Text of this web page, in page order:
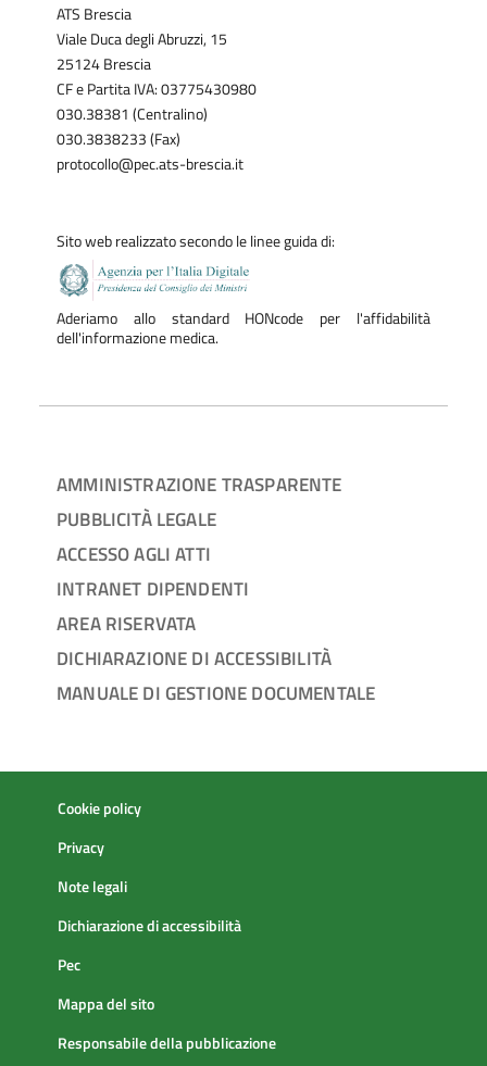
ATS Brescia
Viale Duca degli Abruzzi, 15
25124 Brescia
CF e Partita IVA: 03775430980
030.38381 (Centralino)
030.3838233 (Fax)
protocollo@pec.ats-brescia.it
Sito web realizzato secondo le linee guida di:
Aderiamo allo standard HONcode per l'affidabilità
dell'informazione medica.
AMMINISTRAZIONE TRASPARENTE
PUBBLICITÀ LEGALE
ACCESSO AGLI ATTI
INTRANET DIPENDENTI
AREA RISERVATA
DICHIARAZIONE DI ACCESSIBILITÀ
MANUALE DI GESTIONE DOCUMENTALE
Cookie policy
Privacy
Note legali
Dichiarazione di accessibilità
Pec
Mappa del sito
Responsabile della pubblicazione